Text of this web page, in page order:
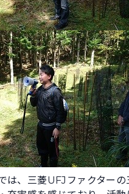
は、三菱UFJファクターの